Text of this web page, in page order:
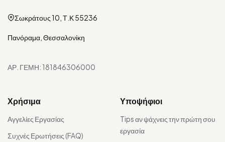
Σωκράτους 10, Τ.Κ 55236
Πανόραμα, Θεσσαλονίκη
ΑΡ. ΓΕΜΗ: 181846306000
Χρήσιμα
Αγγελίες Εργασίας
Συχνές Ερωτήσεις (FAQ)
Υποψήφιοι
Tips αν ψάχνεις την πρώτη σου
εργασία